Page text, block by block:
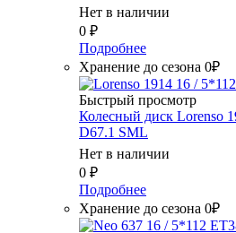
Нет в наличии
0 ₽
Подробнее
Хранение до сезона 0₽
Быстрый просмотр
Колесный диск Lorenso
D67.1 SML
Нет в наличии
0 ₽
Подробнее
Хранение до сезона 0₽